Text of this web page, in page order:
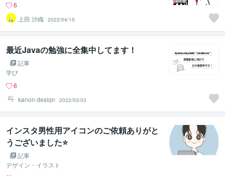
6
上田 沙織
2022/04/15
最近Javaの勉強に全集中してます！
記事
学び
6
kanon design
2022/03/03
インスタ男性用アイコンのご依頼ありがと
うございました⭐
記事
デザイン・イラスト